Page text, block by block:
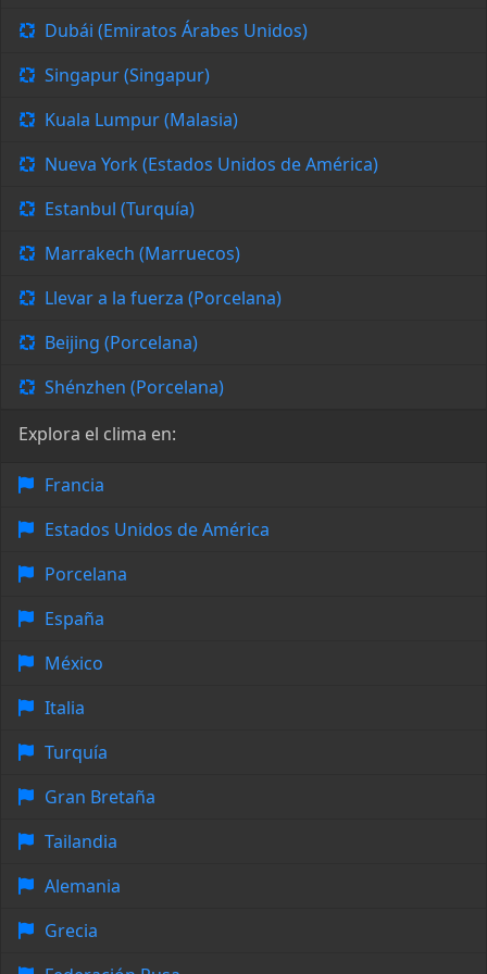
Dubái (Emiratos Árabes Unidos)
Singapur (Singapur)
Kuala Lumpur (Malasia)
Nueva York (Estados Unidos de América)
Estanbul (Turquía)
Marrakech (Marruecos)
Llevar a la fuerza (Porcelana)
Beijing (Porcelana)
Shénzhen (Porcelana)
Explora el clima en:
Francia
Estados Unidos de América
Porcelana
España
México
Italia
Turquía
Gran Bretaña
Tailandia
Alemania
Grecia